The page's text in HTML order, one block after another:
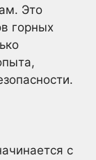
Это
горных
с